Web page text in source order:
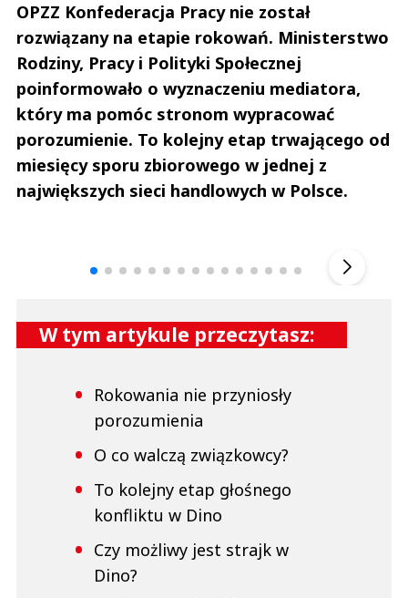
OPZZ Konfederacja Pracy nie został
rozwiązany na etapie rokowań. Ministerstwo
Rodziny, Pracy i Polityki Społecznej
poinformowało o wyznaczeniu mediatora,
który ma pomóc stronom wypracować
porozumienie. To kolejny etap trwającego od
miesięcy sporu zbiorowego w jednej z
największych sieci handlowych w Polsce.
W tym artykule przeczytasz:
Rokowania nie przyniosły
porozumienia
O co walczą związkowcy?
To kolejny etap głośnego
konfliktu w Dino
Czy możliwy jest strajk w
Dino?